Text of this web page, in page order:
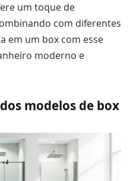
um toque de
com diferentes
em um box com esse
moderno e
modelos de box